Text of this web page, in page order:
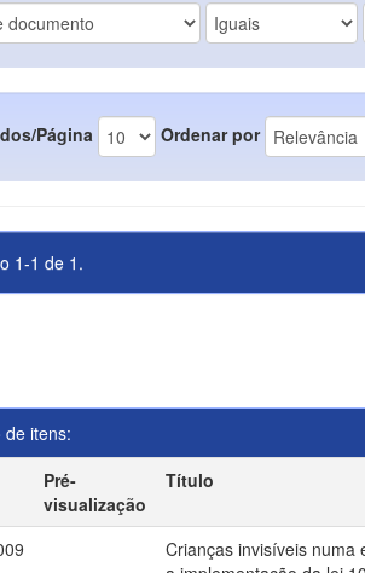
Página Ordenar por
1-1 de 1.
de itens:
Pré-
visualização
Título
Crianças invisíveis numa